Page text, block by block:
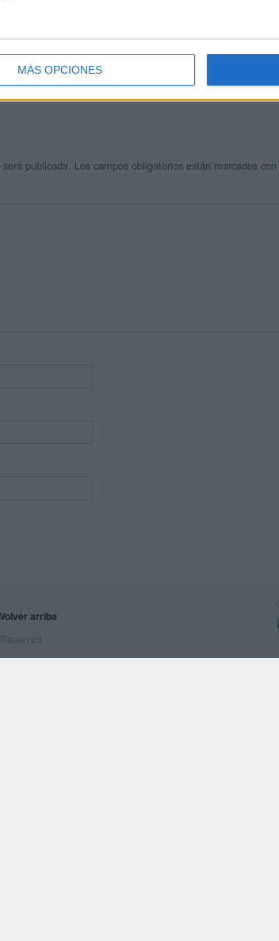
MÁS OPCIONES
ninguna información.
publicada. Los campos obligatorios están marcados con
Volver arriba